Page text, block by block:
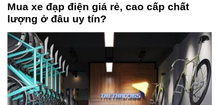
Mua xe đạp điện giá rẻ, cao cấp chất
lượng ở đâu uy tín?